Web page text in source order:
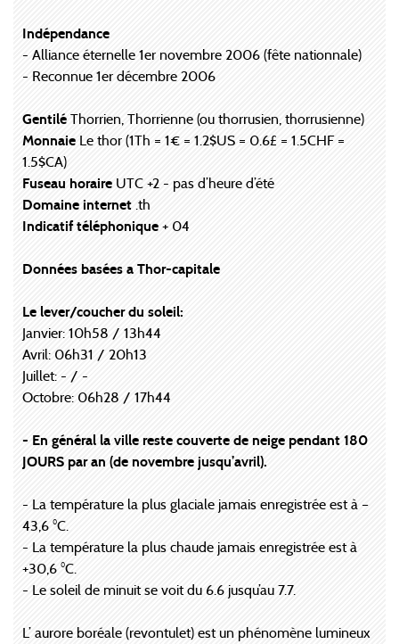
Indépendance
- Alliance éternelle 1er novembre 2006 (fête nationnale)
- Reconnue 1er décembre 2006
Gentilé Thorrien, Thorrienne (ou thorrusien, thorrusienne)
Monnaie Le thor (1Th = 1€ = 1.2$US = 0.6£ = 1.5CHF =
1.5$CA)
Fuseau horaire UTC +2 - pas d’heure d’été
Domaine internet .th
Indicatif téléphonique + 04
Données basées a Thor-capitale
Le lever/coucher du soleil:
Janvier: 10h58 / 13h44
Avril: 06h31 / 20h13
Juillet: - / -
Octobre: 06h28 / 17h44
- En général la ville reste couverte de neige pendant 180
JOURS par an (de novembre jusqu’avril).
- La température la plus glaciale jamais enregistrée est à –
43,6 °C.
- La température la plus chaude jamais enregistrée est à
+30,6 °C.
- Le soleil de minuit se voit du 6.6 jusqu’au 7.7.
L’ aurore boréale (revontulet) est un phénomène lumineux